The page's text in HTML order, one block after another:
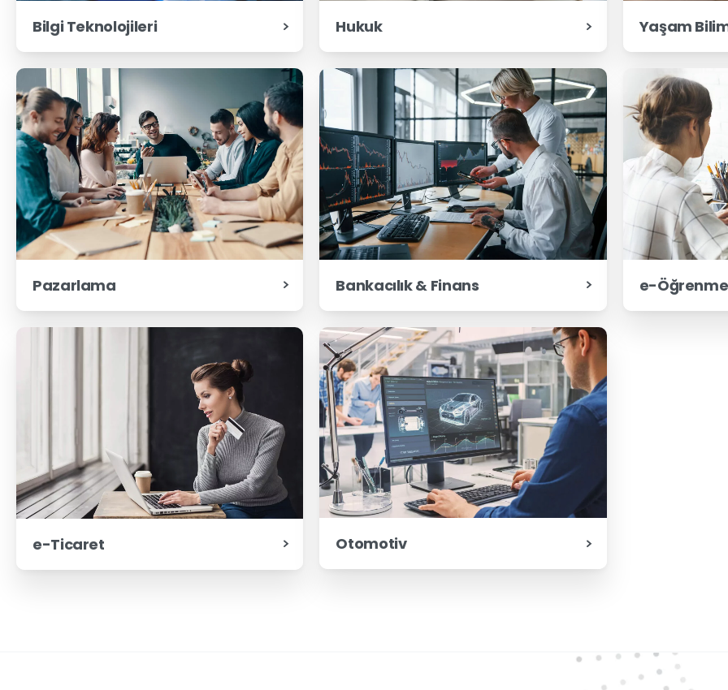
Bilgi Teknolojileri Hukuk Yaşam
Pazarlama Bankacılık & Finans e-
e-Ticaret Otomotiv